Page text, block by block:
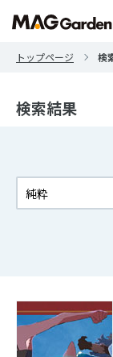
トップページ 検
検索結果